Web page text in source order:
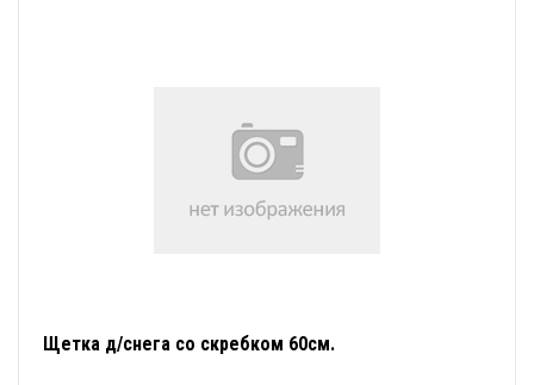
Щетка д/снега со скребком 60см.